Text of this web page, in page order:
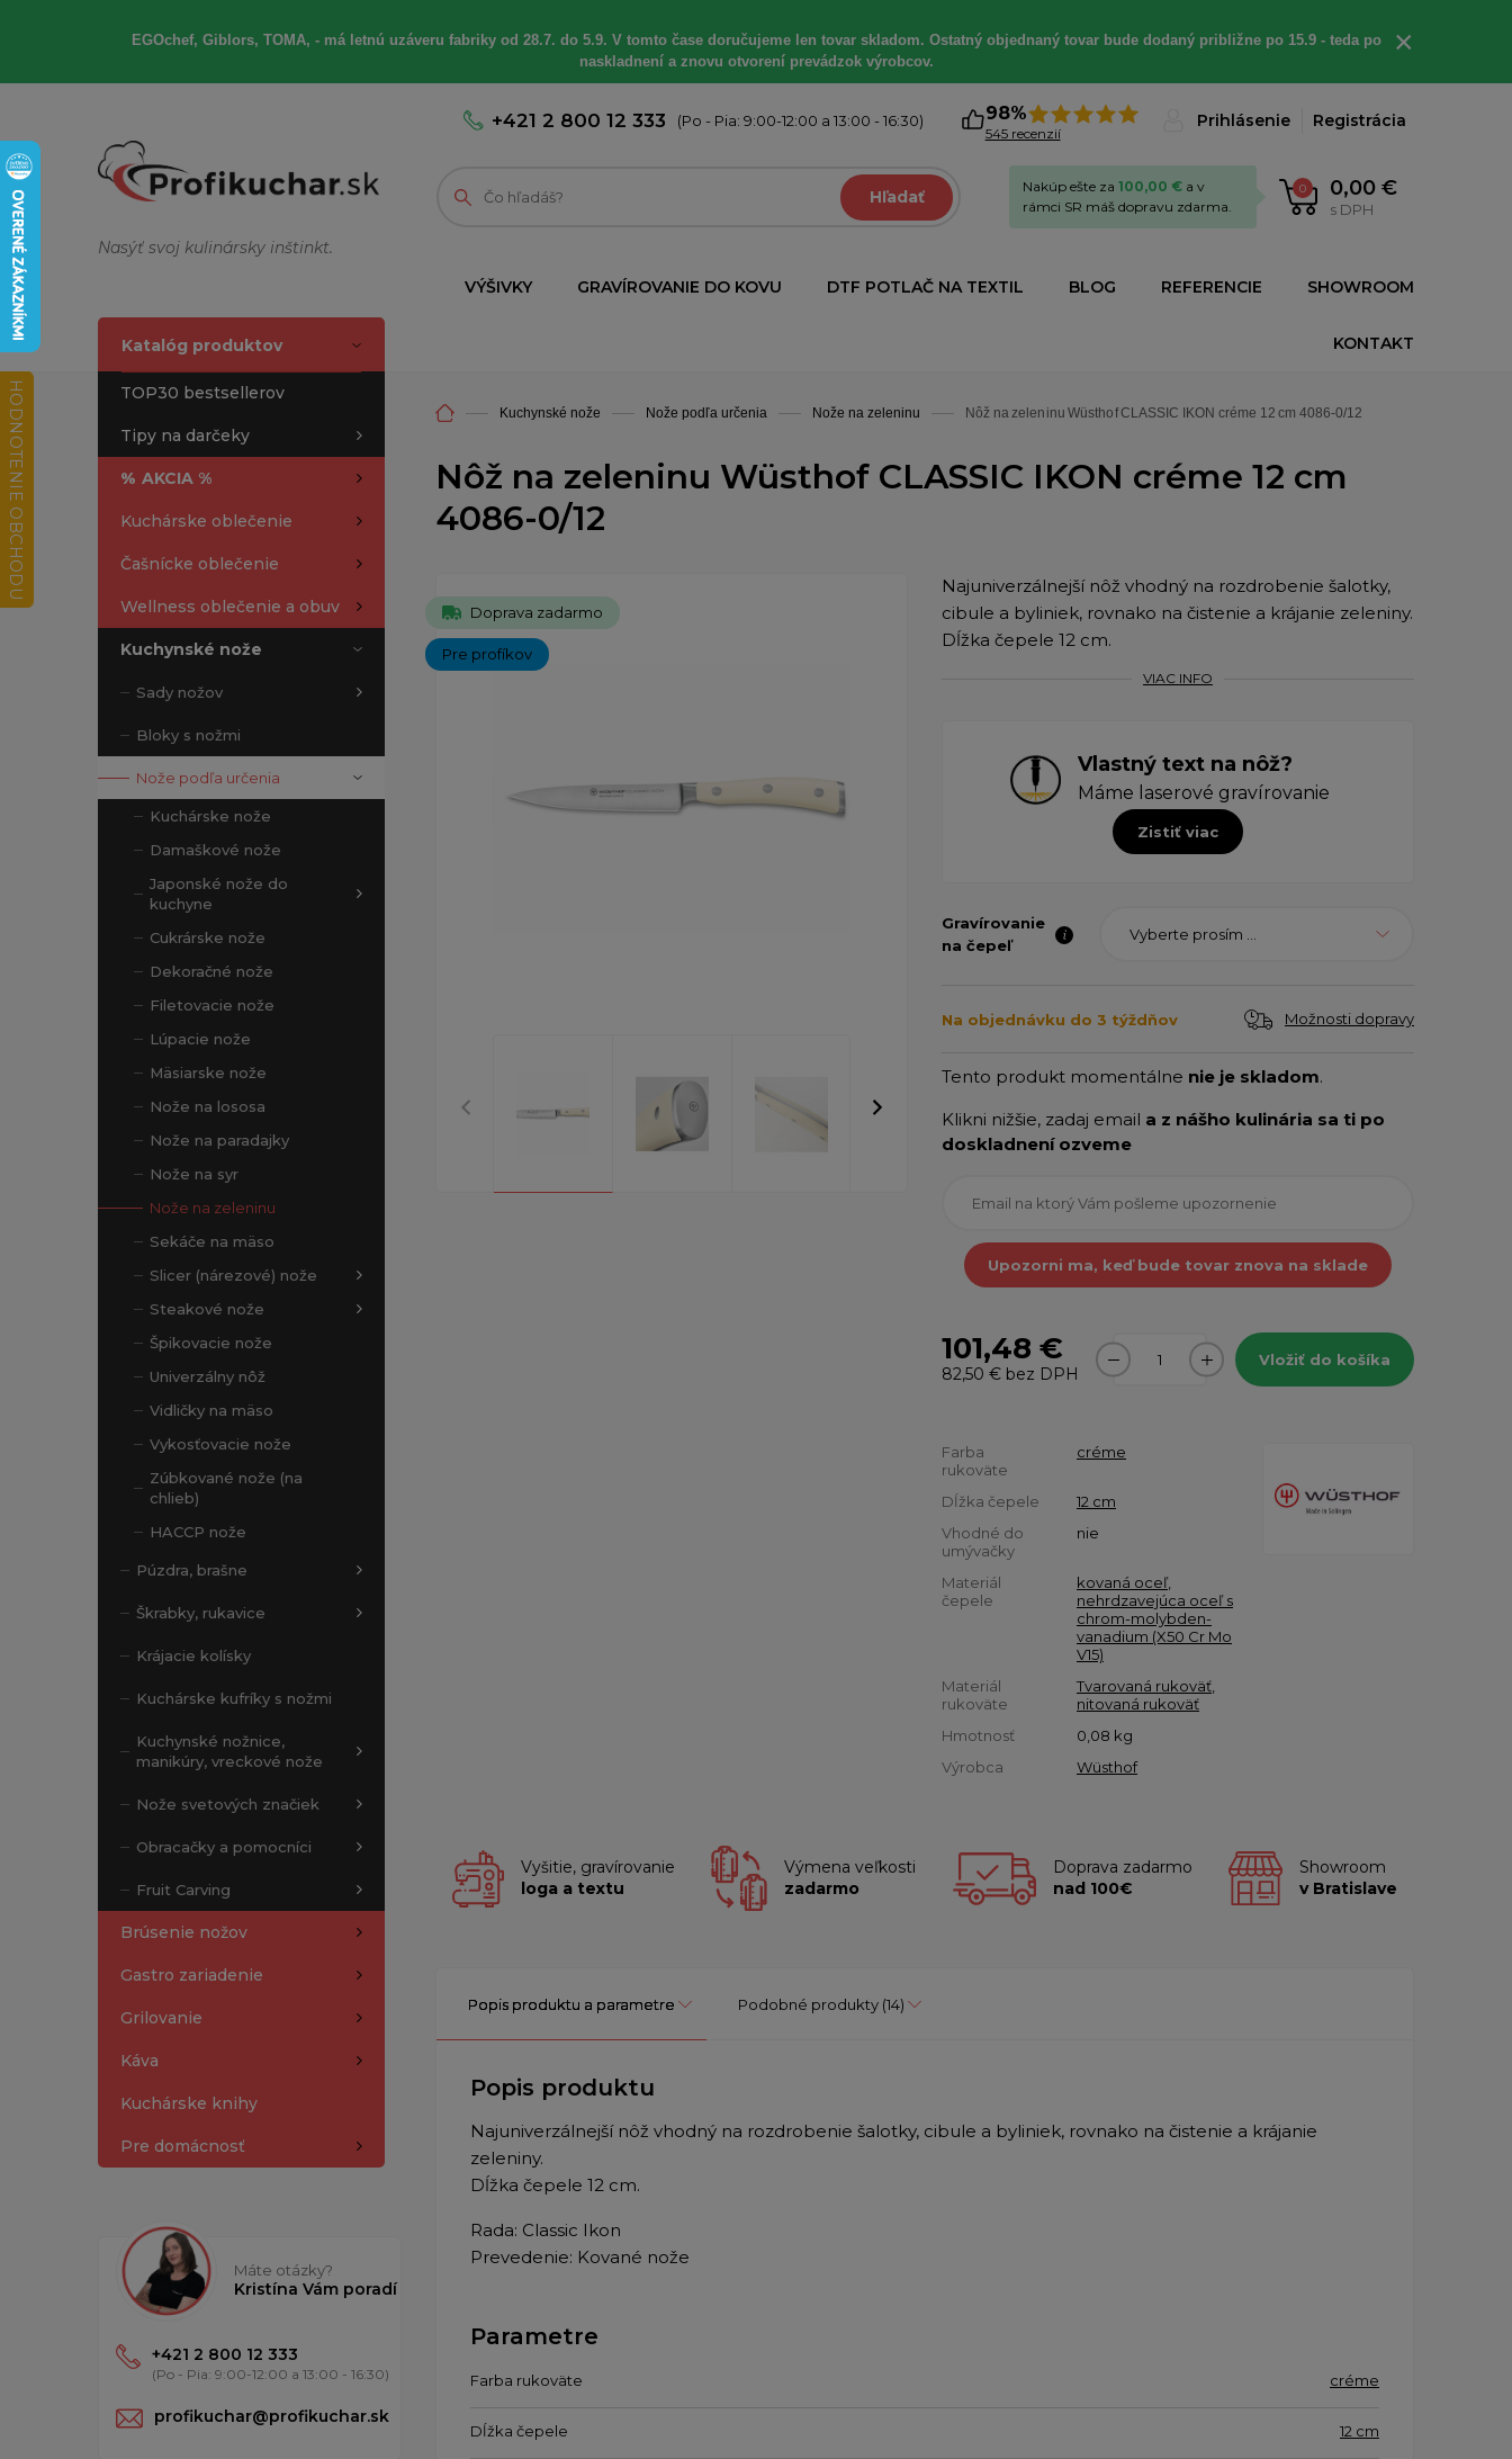
EGOchef, Giblors, TOMA, - má letnú uzáveru fabriky od 28.7. do 5.9. V tomto čase doručujeme len tovar skladom. Ostatný objednaný tovar bude dodaný približne po 15.9 - teda po
naskladnení a znovu otvorení prevádzok výrobcov.
×
Nasýť svoj kulinársky inštinkt.
+421 2 800 12 333 (Po - Pia: 9:00-12:00 a 13:00 - 16:30) 98%
545 recenzií
Prihlásenie Registrácia
Hľadať 0 0,00 €
s DPH
Nakúp ešte za 100,00 € a v
rámci SR máš dopravu zdarma.
VÝŠIVKY GRAVÍROVANIE DO KOVU DTF POTLAČ NA TEXTIL BLOG REFERENCIE SHOWROOM
KONTAKT
Katalóg produktov
TOP30 bestsellerov
Tipy na darčeky
% AKCIA %
Kuchárske oblečenie
Čašnícke oblečenie
Wellness oblečenie a obuv
Kuchynské nože
Sady nožov
Bloky s nožmi
Nože podľa určenia
Kuchárske nože
Damaškové nože
Japonské nože do
kuchyne
Cukrárske nože
Dekoračné nože
Filetovacie nože
Lúpacie nože
Mäsiarske nože
Nože na lososa
Nože na paradajky
Nože na syr
Nože na zeleninu
Sekáče na mäso
Slicer (nárezové) nože
Steakové nože
Špikovacie nože
Univerzálny nôž
Vidličky na mäso
Vykosťovacie nože
Zúbkované nože (na
chlieb)
HACCP nože
Púzdra, brašne
Škrabky, rukavice
Krájacie kolísky
Kuchárske kufríky s nožmi
Kuchynské nožnice,
manikúry, vreckové nože
Nože svetových značiek
Obracačky a pomocníci
Fruit Carving
Brúsenie nožov
Gastro zariadenie
Grilovanie
Káva
Kuchárske knihy
Pre domácnosť
Máte otázky?
Kristína Vám poradí
+421 2 800 12 333
(Po - Pia: 9:00-12:00 a 13:00 - 16:30)
profikuchar@profikuchar.sk
Kuchynské nože Nože podľa určenia Nože na zeleninu Nôž na zeleninu Wüsthof CLASSIC IKON créme 12 cm 4086-0/12
Nôž na zeleninu Wüsthof CLASSIC IKON créme 12 cm
4086-0/12
Doprava zadarmo
Pre profíkov
Najuniverzálnejší nôž vhodný na rozdrobenie šalotky,
cibule a byliniek, rovnako na čistenie a krájanie zeleniny. ​
Dĺžka čepele 12 cm.
VIAC INFO
Vlastný text na nôž?
Máme laserové gravírovanie
Zistiť viac
Gravírovanie
na čepeľ
Vyberte prosím ...
Na objednávku do 3 týždňov Možnosti dopravy
Tento produkt momentálne nie je skladom.
Klikni nižšie, zadaj email a z nášho kulinária sa ti po
doskladnení ozveme
Upozorni ma, keď bude tovar znova na sklade
101,48 €
82,50 € bez DPH
Vložiť do košíka
Farba
rukoväte
créme
Dĺžka čepele
12 cm
Vhodné do
umývačky
nie
Materiál
čepele
kovaná oceľ
nehrdzavejúca oceľ s
chrom-molybden-
vanadium (X50 Cr Mo
V15)
Materiál
rukoväte
Tvarovaná rukoväť
nitovaná rukoväť
Hmotnosť
0,08 kg
Výrobca
Wüsthof
Vyšitie, gravírovanie
loga a textu
Výmena veľkosti
zadarmo
Doprava zadarmo
nad 100€
Showroom
v Bratislave
Popis produktu a parametre Podobné produkty (14)
Popis produktu
Najuniverzálnejší nôž vhodný na rozdrobenie šalotky, cibule a byliniek, rovnako na čistenie a krájanie
zeleniny.
Dĺžka čepele 12 cm.
Rada: Classic Ikon
Prevedenie: Kované nože
Parametre
Farba rukoväte créme
Dĺžka čepele 12 cm
HODNOTENIE OBCHODU